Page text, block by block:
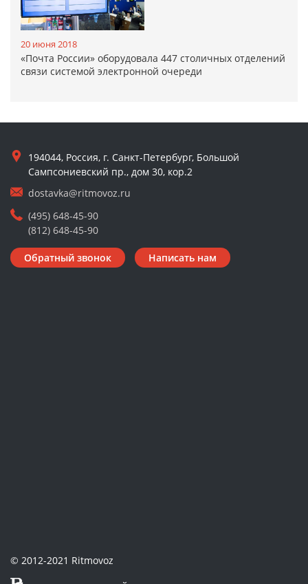
20 июня 2018
«Почта России» оборудовала 447 столичных отделений
связи системой электронной очереди
194044, Россия, г. Санкт-Петербург, Большой
Сампсониевский пр., дом 30, кор.2
dostavka@ritmovoz.ru
(495) 648-45-90
(812) 648-45-90
Обратный звонок Написать нам
© 2012-2021 Ritmovoz